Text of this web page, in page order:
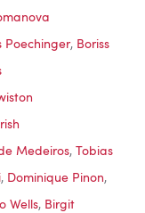
Poechinger, Boriss
Medeiros, Tobias
, Dominique Pinon,
Wells, Birgit